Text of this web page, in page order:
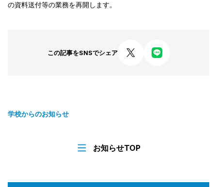
の資料送付等の業務を再開します。
この記事をSNSでシェア
学校からのお知らせ
お知らせTOP